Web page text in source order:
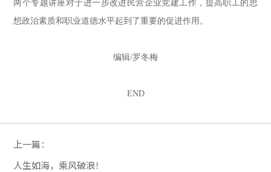
两个专题讲座对于进一步改进民营企业党建工作，提高职工的思
想政治素质和职业道德水平起到了重要的促进作用。
编辑/罗冬梅
END
上一篇：
人生如海，乘风破浪！